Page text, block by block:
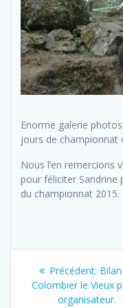
Enorme galerie
jours de championnat
Nous l’en remercions
pour féliciter Sandrine
du championnat 2015.
Navigation
de
Précédent:
post:
Colombier le Vieux
organisateur.